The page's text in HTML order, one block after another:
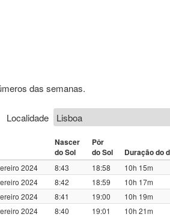
das semanas.
Localidade
Nascer
do Sol
Pôr
do Sol
Duração do
2024 8:43 18:58
10h 15m
2024
8:42 18:59
10h 17m
2024
8:41 19:00
10h 19m
2024
8:40 19:01
10h 21m